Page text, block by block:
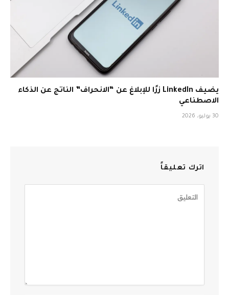
يضيف LinkedIn زرًا للإبلاغ عن “الانحراف” الناتج عن الذكاء
الاصطناعي
30 يوليو، 2026
اترك تعليقاً